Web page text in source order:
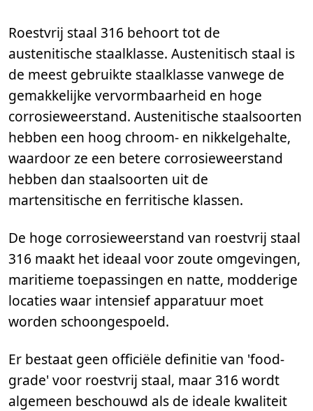
Roestvrij staal 316 behoort tot de
austenitische staalklasse. Austenitisch staal is
de meest gebruikte staalklasse vanwege de
gemakkelijke vervormbaarheid en hoge
corrosieweerstand. Austenitische staalsoorten
hebben een hoog chroom- en nikkelgehalte,
waardoor ze een betere corrosieweerstand
hebben dan staalsoorten uit de
martensitische en ferritische klassen.
De hoge corrosieweerstand van roestvrij staal
316 maakt het ideaal voor zoute omgevingen,
maritieme toepassingen en natte, modderige
locaties waar intensief apparatuur moet
worden schoongespoeld.
Er bestaat geen officiële definitie van 'food-
grade' voor roestvrij staal, maar 316 wordt
algemeen beschouwd als de ideale kwaliteit